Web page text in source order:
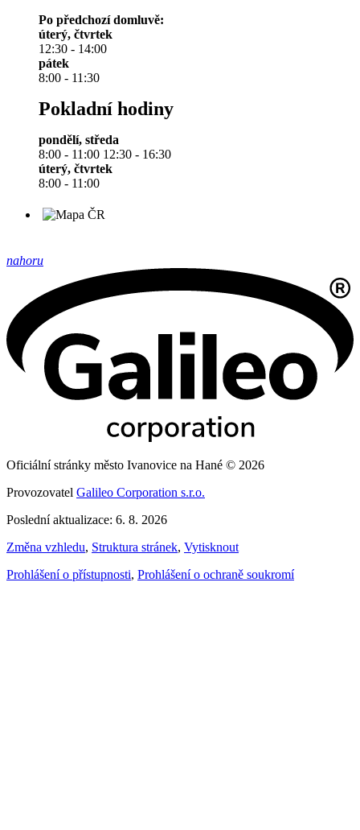
Po předchozí domluvě:
úterý, čtvrtek
12:30 - 14:00
pátek
8:00 - 11:30
Pokladní hodiny
pondělí, středa
8:00 - 11:00 12:30 - 16:30
úterý, čtvrtek
8:00 - 11:00
nahoru
Oficiální stránky město Ivanovice na Hané © 2026
Provozovatel Galileo Corporation s.r.o.
Poslední aktualizace: 6. 8. 2026
Změna vzhledu, Struktura stránek, Vytisknout
Prohlášení o přístupnosti, Prohlášení o ochraně soukromí